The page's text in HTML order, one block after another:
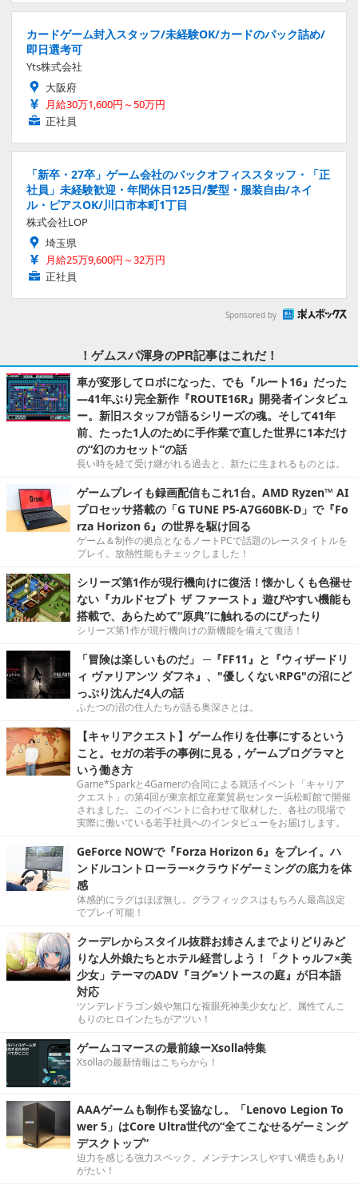
カードゲーム封入スタッフ/未経験OK/カードのパック詰め/
即日選考可
Yts株式会社
大阪府
月給30万1,600円～50万円
正社員
「新卒・27卒」ゲーム会社のバックオフィススタッフ・「正
社員」未経験歓迎・年間休日125日/髪型・服装自由/ネイ
ル・ピアスOK/川口市本町1丁目
株式会社LOP
埼玉県
月給25万9,600円～32万円
正社員
Sponsored by
！ゲムスパ渾身のPR記事はこれだ！
車が変形してロボになった、でも『ルート16』だった
―41年ぶり完全新作『ROUTE16R』開発者インタビュ
ー。新旧スタッフが語るシリーズの魂。そして41年
前、たった1人のために手作業で直した世界に1本だけ
の“幻のカセット”の話
長い時を経て受け継がれる過去と、新たに生まれるものとは。
ゲームプレイも録画配信もこれ1台。AMD Ryzen™ AI
プロセッサ搭載の「G TUNE P5-A7G60BK-D」で『Fo
rza Horizon 6』の世界を駆け回る
ゲーム＆制作の拠点となるノートPCで話題のレースタイトルを
プレイ。放熱性能もチェックしました！
シリーズ第1作が現行機向けに復活！懐かしくも色褪せ
ない『カルドセプト ザ ファースト』遊びやすい機能も
搭載で、あらためて“原典”に触れるのにぴったり
シリーズ第1作が現行機向けの新機能を備えて復活！
「冒険は楽しいものだ」 ─『FF11』と『ウィザードリ
ィ ヴァリアンツ ダフネ』、"優しくないRPG"の沼にど
っぷり沈んだ4人の話
ふたつの沼の住人たちが語る奥深さとは。
【キャリアクエスト】ゲーム作りを仕事にするという
こと。セガの若手の事例に見る，ゲームプログラマと
いう働き方
Game*Sparkと4Gamerの合同による就活イベント「キャリア
クエスト」の第4回が東京都立産業貿易センター浜松町館で開催
されました。このイベントに合わせて取材した、各社の現場で
実際に働いている若手社員へのインタビューをお届けします。
GeForce NOWで『Forza Horizon 6』をプレイ。ハ
ンドルコントローラー×クラウドゲーミングの底力を体
感
体感的にラグはほぼ無し。グラフィックスはもちろん最高設定
でプレイ可能！
クーデレからスタイル抜群お姉さんまでよりどりみど
りな人外娘たちとホテル経営しよう！「クトゥルフ×美
少女」テーマのADV『ヨグ=ソトースの庭』が日本語
対応
ツンデレドラゴン娘や無口な複眼死神美少女など、属性てんこ
もりのヒロインたちがアツい！
ゲームコマースの最前線ーXsolla特集
Xsollaの最新情報はこちらから！
AAAゲームも制作も妥協なし。「Lenovo Legion To
wer 5」はCore Ultra世代の“全てこなせるゲーミング
デスクトップ”
迫力を感じる強力スペック。メンテナンスしやすい構造もあり
がたい！